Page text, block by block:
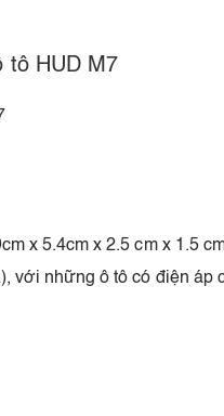
tô HUD M7
x 5.4cm x 2.5 cm x 1.5
với những ô tô có điện áp